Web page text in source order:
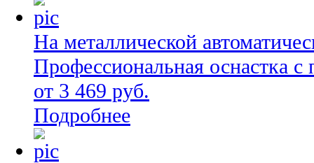
На металлической
Профессиональная оснастка
от 3 469 руб.
Подробнее